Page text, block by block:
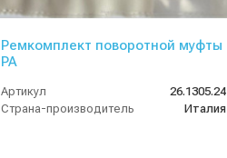
Ремкомплект поворотной муфты
PA
Артикул
26.1305.24
Страна-производитель
Италия